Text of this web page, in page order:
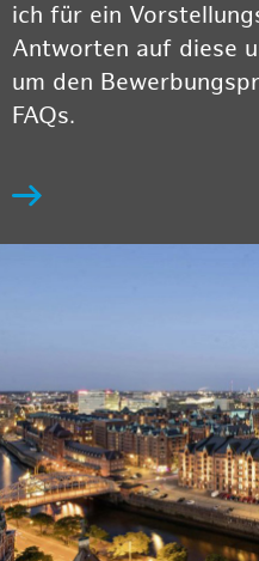
ich für ein
Antworten auf diese
um den
FAQs.